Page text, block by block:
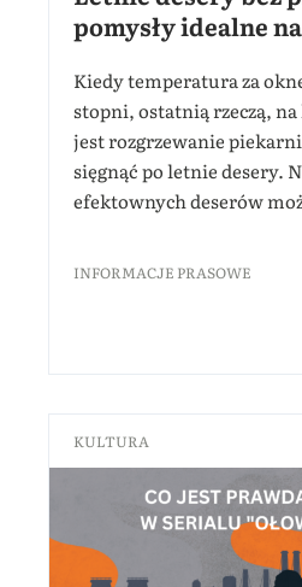
pomysły idealne
Kiedy temperatura za
stopni, ostatnią rzeczą,
jest rozgrzewanie
sięgnąć po letnie desery.
efektownych deserów
INFORMACJE PRASOWE
KULTURA